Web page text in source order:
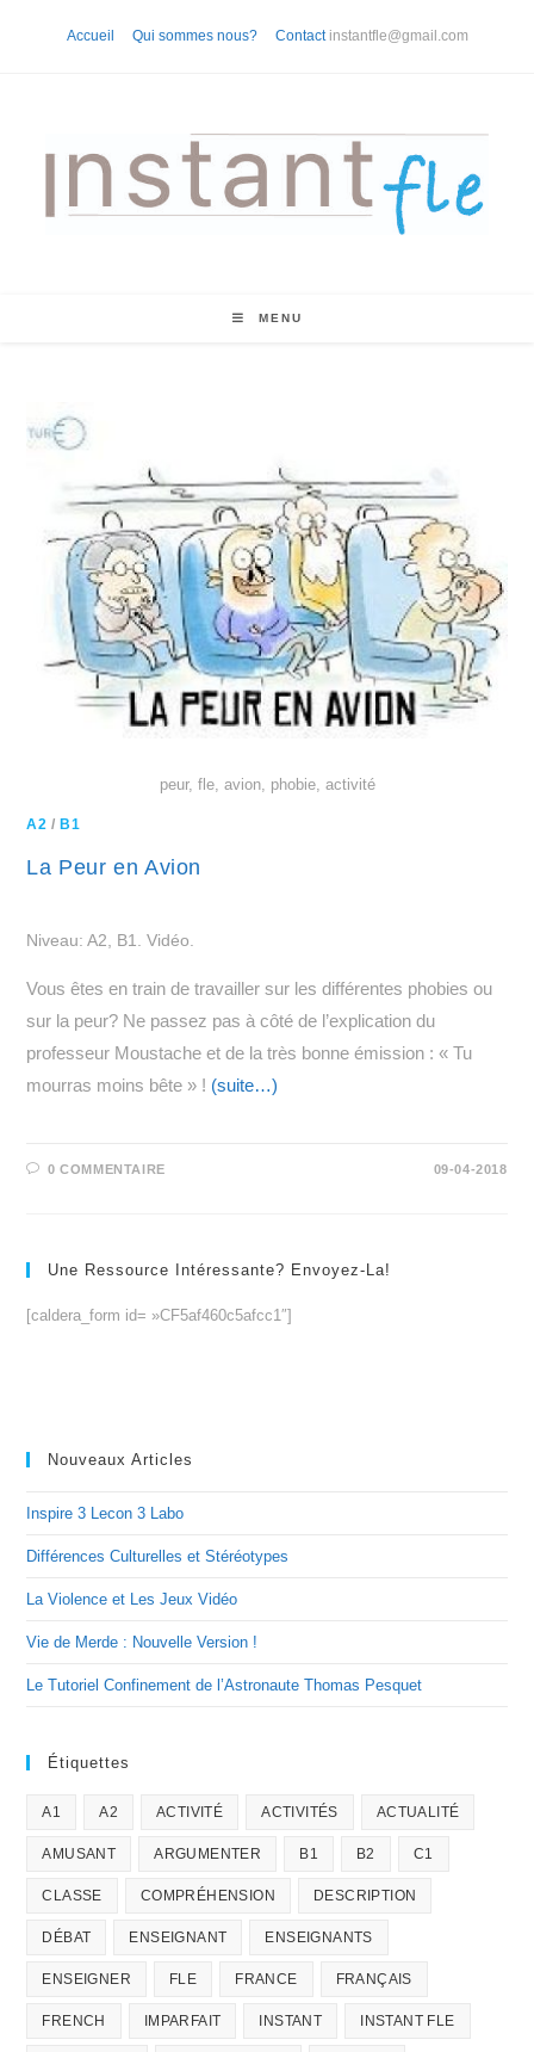
Accueil Qui sommes nous? Contact instantfle@gmail.com
MENU
peur, fle, avion, phobie, activité
A2 /B1
La Peur en Avion
Niveau: A2, B1. Vidéo.
Vous êtes en train de travailler sur les différentes phobies ou
sur la peur? Ne passez pas à côté de l’explication du
professeur Moustache et de la très bonne émission : « Tu
mourras moins bête » ! (suite…)
0 COMMENTAIRE 09-04-2018
Une Ressource Intéressante? Envoyez-La!
[caldera_form id= »CF5af460c5afcc1″]
Nouveaux Articles
Inspire 3 Lecon 3 Labo
Différences Culturelles et Stéréotypes
La Violence et Les Jeux Vidéo
Vie de Merde : Nouvelle Version !
Le Tutoriel Confinement de l’Astronaute Thomas Pesquet
Étiquettes
A1 A2 ACTIVITÉ ACTIVITÉS ACTUALITÉ
AMUSANT ARGUMENTER B1 B2 C1
CLASSE COMPRÉHENSION DESCRIPTION
DÉBAT ENSEIGNANT ENSEIGNANTS
ENSEIGNER FLE FRANCE FRANÇAIS
FRENCH IMPARFAIT INSTANT INSTANT FLE